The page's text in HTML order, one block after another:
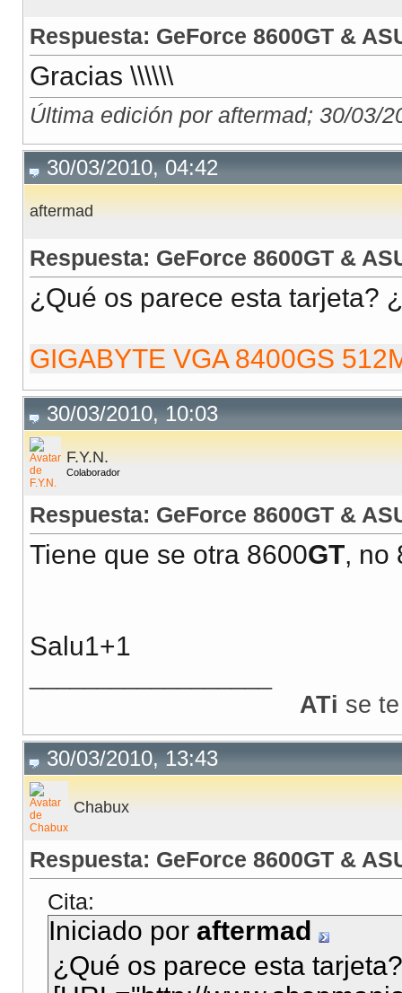
Respuesta: GeForce 8600GT &
Gracias \\\\\\
Última edición por aftermad; 30/03/
30/03/2010, 04:42
aftermad
Respuesta: GeForce 8600GT &
¿Qué os parece esta tarjeta?
GIGABYTE VGA 8400GS
30/03/2010, 10:03
F.Y.N.
Colaborador
Respuesta: GeForce 8600GT &
Tiene que se otra 8600GT, no
Salu1+1
ATi se
30/03/2010, 13:43
Chabux
Respuesta: GeForce 8600GT &
Cita:
Iniciado por aftermad
¿Qué os parece esta